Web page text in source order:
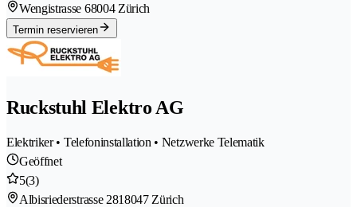
Wengistrasse 68004 Zürich
Termin reservieren
Ruckstuhl Elektro AG
Elektriker • Telefoninstallation • Netzwerke Telematik
Geöffnet
5(3)
Albisriederstrasse 2818047 Zürich